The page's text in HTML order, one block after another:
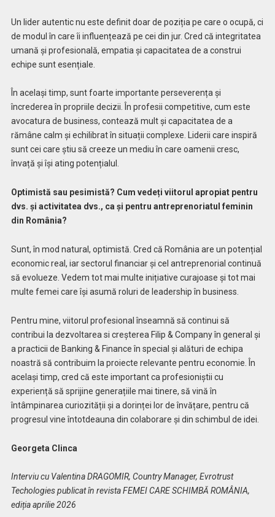
Un lider autentic nu este definit doar de poziția pe care o ocupă, ci
de modul în care îi influențează pe cei din jur. Cred că integritatea
umană și profesională, empatia și capacitatea de a construi
echipe sunt esențiale.
În același timp, sunt foarte importante perseverența și
încrederea în propriile decizii. În profesii competitive, cum este
avocatura de business, contează mult și capacitatea de a
rămâne calm și echilibrat în situații complexe. Liderii care inspiră
sunt cei care știu să creeze un mediu în care oamenii cresc,
învață și își ating potențialul.
Optimistă sau pesimistă? Cum vedeți viitorul apropiat pentru
dvs. și activitatea dvs., ca și pentru antreprenoriatul feminin
din România?
Sunt, în mod natural, optimistă. Cred că România are un potențial
economic real, iar sectorul financiar și cel antreprenorial continuă
să evolueze. Vedem tot mai multe inițiative curajoase și tot mai
multe femei care își asumă roluri de leadership în business.
Pentru mine, viitorul profesional înseamnă să continui să
contribui la dezvoltarea si creșterea Filip & Company în general și
a practicii de Banking & Finance în special și alături de echipa
noastră să contribuim la proiecte relevante pentru economie. În
același timp, cred că este important ca profesioniștii cu
experiență să sprijine generațiile mai tinere, să vină în
întâmpinarea curiozității și a dorinței lor de învățare, pentru că
progresul vine întotdeauna din colaborare și din schimbul de idei.
Georgeta Clinca
Interviu cu Valentina DRAGOMIR, Country Manager, Evrotrust
Techologies publicat în revista FEMEI CARE SCHIMBĂ ROMÂNIA,
ediția aprilie 2026